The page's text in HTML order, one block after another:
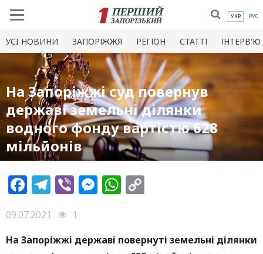
УКР РУС
УСI НОВИНИ ЗАПОРІЖЖЯ РЕГІОН СТАТТІ ІНТЕРВ'Ю
На Запоріжжі суд повернув
державі земельні ділянки
водного фонду вартістю 628
мільйонів
Facebook
Telegram
ViberMessenger
WhatsApp
09.07.2021
1
На Запоріжжі державі повернуті земельні ділянки